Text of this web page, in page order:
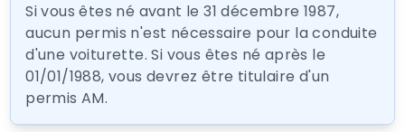
Si vous êtes né avant le 31 décembre 1987,
aucun permis n'est nécessaire pour la conduite
d'une voiturette. Si vous êtes né après le
01/01/1988, vous devrez être titulaire d'un
permis AM.